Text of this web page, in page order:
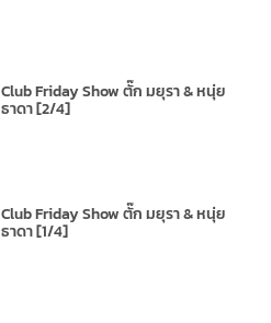
Club Friday Show ตั๊ก มยุรา & หนุ่ย
ธาดา [2/4]
Club Friday Show ตั๊ก มยุรา & หนุ่ย
ธาดา [1/4]